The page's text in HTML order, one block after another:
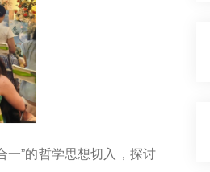
一”的哲学思想切入，探讨